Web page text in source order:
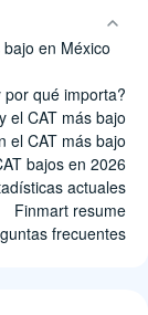
en México
por qué importa?
el CAT más bajo
el CAT más bajo
bajos en 2026
actuales
Finmart resume
frecuentes